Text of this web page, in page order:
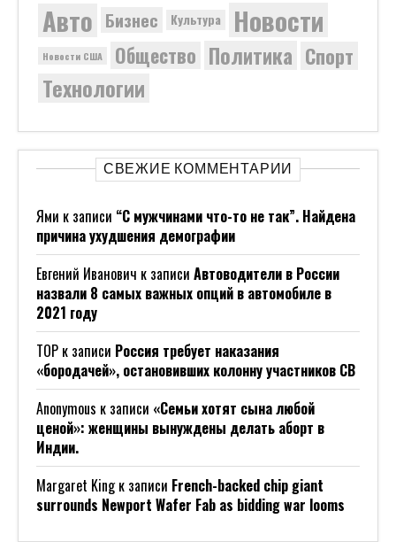
Авто Бизнес Культура Новости
Новости США Общество Политика Спорт
Технологии
СВЕЖИЕ КОММЕНТАРИИ
Ями к записи “С мужчинами что-то не так”. Найдена
причина ухудшения демографии
Евгений Иванович к записи Автоводители в России
назвали 8 самых важных опций в автомобиле в
2021 году
ТОР к записи Россия требует наказания
«бородачей», остановивших колонну участников СВ
Anonymous к записи «Семьи хотят сына любой
ценой»: женщины вынуждены делать аборт в
Индии.
Margaret Kingк записи French-backed chip giant
surrounds Newport Wafer Fab as bidding war looms